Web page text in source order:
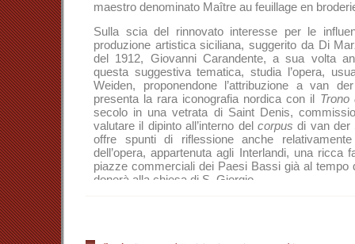
maestro denominato Maître au feuillage en
Sulla scia del rinnovato interesse per le
produzione artistica siciliana, suggerito da Di
del 1912, Giovanni Carandente, a sua volta
questa suggestiva tematica, studia l’opera,
Weiden, proponendone l’attribuzione a van
presenta la rara iconografia nordica con il Trono
secolo in una vetrata di Saint Denis,
valutare il dipinto all’interno del corpus di van der
offre spunti di riflessione anche
dell’opera, appartenuta agli Interlandi, una ricca
piazze commerciali dei Paesi Bassi già al
donerà alla chiesa di S. Giorgio.